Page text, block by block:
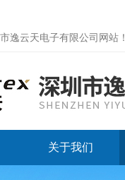
逸云天电子有限公司网站 ！
关于我们